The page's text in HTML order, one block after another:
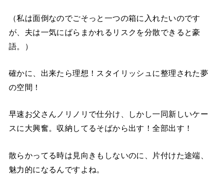
（私は面倒なのでごそっと一つの箱に入れたいのです
が、夫は一気にばらまかれるリスクを分散できると豪
語。）
確かに、出来たら理想！スタイリッシュに整理された夢
の空間！
早速お父さんノリノリで仕分け、しかし一同新しいケー
スに大興奮。収納してるそばから出す！全部出す！
散らかってる時は見向きもしないのに、片付けた途端、
魅力的になるんですよね。